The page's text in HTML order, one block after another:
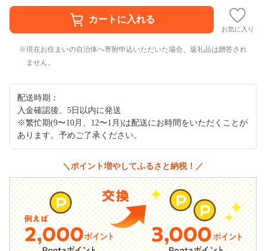
お気に入り
現在お住まいの自治体へ寄附申込いただいた場合、返礼品は贈答され
ません。
配送時期：
入金確認後、5日以内に発送
※繁忙期(9〜10月、12〜1月)は配送にお時間をいただくことが
あります。予めご了承ください。
＼ポイント増やしてふるさと納税！／